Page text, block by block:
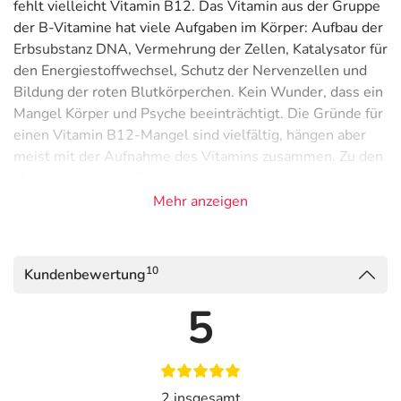
fehlt vielleicht Vitamin B12. Das Vitamin aus der Gruppe
der B-Vitamine hat viele Aufgaben im Körper: Aufbau der
Erbsubstanz DNA, Vermehrung der Zellen, Katalysator für
den Energiestoffwechsel, Schutz der Nervenzellen und
Bildung der roten Blutkörperchen. Kein Wunder, dass ein
Mangel Körper und Psyche beeinträchtigt. Die Gründe für
einen Vitamin B12-Mangel sind vielfältig, hängen aber
meist mit der Aufnahme des Vitamins zusammen. Zu den
Magenschleimhautentzündungen, bestimmte
ernährt, muss mit einem Vitamin B12-Mangel rechnen.
Ampullen beseitigt die Mangelsymptome schnell: Auf
körperlicher Ebene sind das Blutarmut, Erschöpfung,
Appetitlosigkeit, Nervenschmerzen, Muskelzittern, eine
Mehr anzeigen
Kundenbewertung10
5